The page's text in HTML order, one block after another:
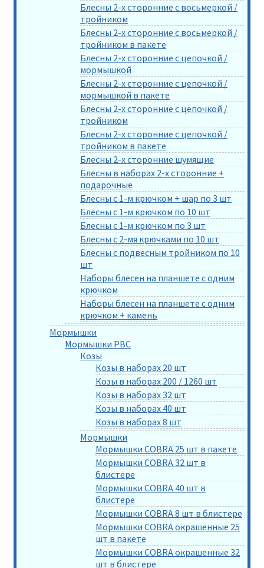
Блесны 2-х сторонние с восьмеркой /
тройником
Блесны 2-х сторонние с восьмеркой /
тройником в пакете
Блесны 2-х сторонние с цепочкой /
мормышкой
Блесны 2-х сторонние с цепочкой /
мормышкой в пакете
Блесны 2-х сторонние с цепочкой /
тройником
Блесны 2-х сторонние с цепочкой /
тройником в пакете
Блесны 2-х сторонние шумящие
Блесны в наборах 2-х сторонние +
подарочные
Блесны с 1-м крючком + шар по 3 шт
Блесны с 1-м крючком по 10 шт
Блесны с 1-м крючком по 3 шт
Блесны с 2-мя крючками по 10 шт
Блесны с подвесным тройником по 10
шт
Наборы блесен на планшете с одним
крючком
Наборы блесен на планшете с одним
крючком + камень
Мормышки
Мормышки РВС
Козы
Козы в наборах 20 шт
Козы в наборах 200 / 1260 шт
Козы в наборах 32 шт
Козы в наборах 40 шт
Козы в наборах 8 шт
Мормышки
Мормышки COBRA 25 шт в пакете
Мормышки COBRA 32 шт в
блистере
Мормышки COBRA 40 шт в
блистере
Мормышки COBRA 8 шт в блистере
Мормышки COBRA окрашенные 25
шт в пакете
Мормышки COBRA окрашенные 32
шт в блистере